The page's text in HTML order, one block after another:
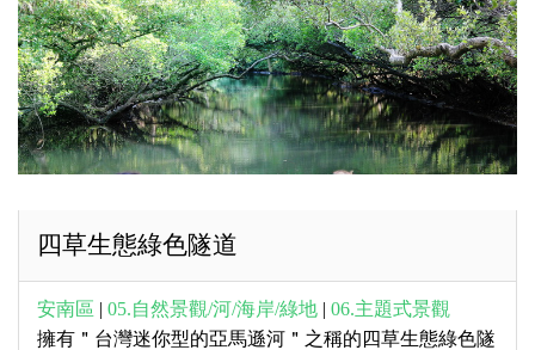
四草生態綠色隧道
安南區 05.自然景觀/河/海岸/綠地
06.主題式景觀
擁有＂台灣迷你型的亞馬遜河＂之稱的四草生態綠色隧